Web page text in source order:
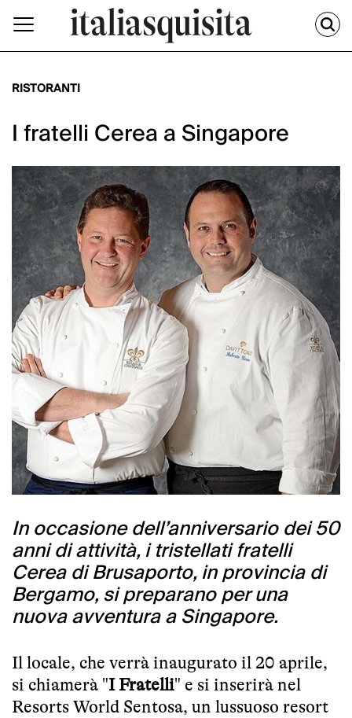
RISTORANTI
I fratelli Cerea a Singapore
In occasione dell’anniversario dei 50
anni di attività, i tristellati fratelli
Cerea di Brusaporto, in provincia di
Bergamo, si preparano per una
nuova avventura a Singapore.
Il locale, che verrà inaugurato il 20 aprile,
si chiamerà "I Fratelli" e si inserirà nel
Resorts World Sentosa, un lussuoso resort